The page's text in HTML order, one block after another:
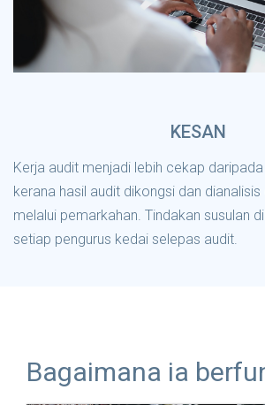
KESAN
Kerja audit menjadi lebih cekap
kerana hasil audit dikongsi dan
melalui pemarkahan. Tindakan susulan
setiap pengurus kedai selepas audit.
Bagaimana ia